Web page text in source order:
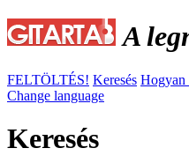
A
FELTÖLTÉS! Keresés Hogyan
Change language
Keresés